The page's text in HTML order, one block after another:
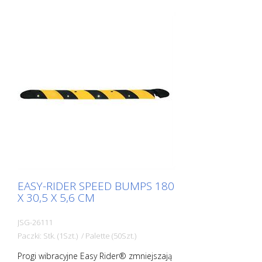
EASY-RIDER SPEED BUMPS 180
X 30,5 X 5,6 CM
JSG-26111
Paczki: Stk. (1Szt.) / Palette (50Szt.)
Progi wibracyjne Easy Rider® zmniejszają